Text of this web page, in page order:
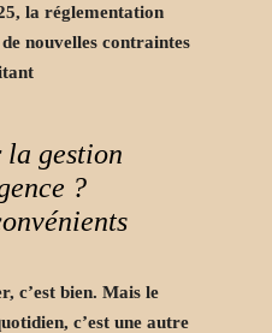
la réglementation
nouvelles contraintes
gestion
?
c’est bien. Mais le
c’est une autre